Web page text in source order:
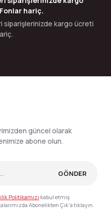
hariç.
siparişlerinizde kargo ücreti
güncel olarak
abone olun.
GÖNDER
Politikamızı kabul etmiş
Abonelikten Çık'a tıklayın.